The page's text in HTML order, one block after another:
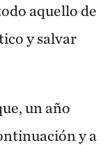
aquello de
y salvar
un año
y a